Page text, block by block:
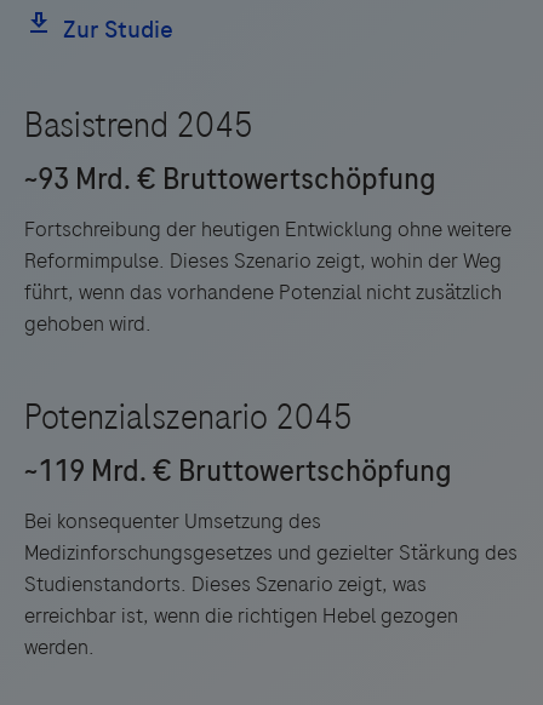
Fortschreibung der heutigen Entwicklung ohne weitere
Reformimpulse. Dieses Szenario zeigt, wohin der Weg
führt, wenn das vorhandene Potenzial nicht zusätzlich
gehoben wird.
Bei konsequenter Umsetzung des
Medizinforschungsgesetzes und gezielter Stärkung des
Studienstandorts. Dieses Szenario zeigt, was
erreichbar ist, wenn die richtigen Hebel gezogen
werden.